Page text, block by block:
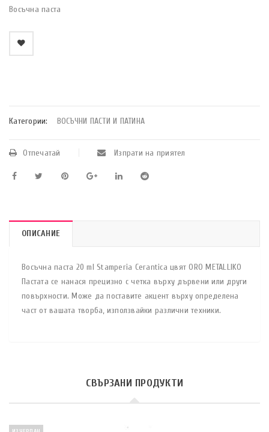
Восъчна паста
Категории: ВОСЪЧНИ ПАСТИ И ПАТИНА
Отпечатай Изпрати на приятел
ОПИСАНИЕ
Восъчна паста 20 ml Stamperia Cerantica цвят ORO METALLIKO
Пастата се нанася прецизно с четка върху дървени или други
повърхности. Може да поставите акцент върху определена
част от вашата творба, използвайки различни техники.
СВЪРЗАНИ ПРОДУКТИ